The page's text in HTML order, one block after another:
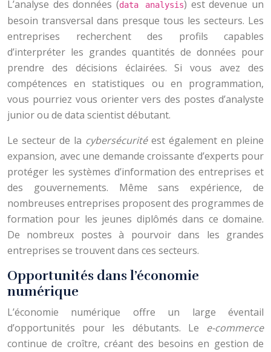
L’analyse des données (data analysis) est devenue un
besoin transversal dans presque tous les secteurs. Les
entreprises recherchent des profils capables
d’interpréter les grandes quantités de données pour
prendre des décisions éclairées. Si vous avez des
compétences en statistiques ou en programmation,
vous pourriez vous orienter vers des postes d’analyste
junior ou de data scientist débutant.
Le secteur de la cybersécuritéest également en pleine
expansion, avec une demande croissante d’experts pour
protéger les systèmes d’information des entreprises et
des gouvernements. Même sans expérience, de
nombreuses entreprises proposent des programmes de
formation pour les jeunes diplômés dans ce domaine.
De nombreux postes à pourvoir dans les grandes
entreprises se trouvent dans ces secteurs.
Opportunités dans l’économie
numérique
L’économie numérique offre un large éventail
d’opportunités pour les débutants. Le e-commerce
continue de croître, créant des besoins en gestion de